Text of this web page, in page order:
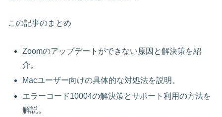
この記事のまとめ
Zoomのアップデートができない原因と解決策を紹
介。
Macユーザー向けの具体的な対処法を説明。
エラーコード10004の解決策とサポート利用の方法を
解説。